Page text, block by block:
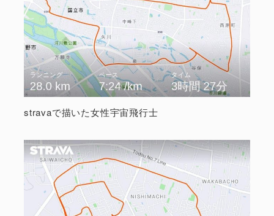
stravaで描いた女性宇宙飛行士